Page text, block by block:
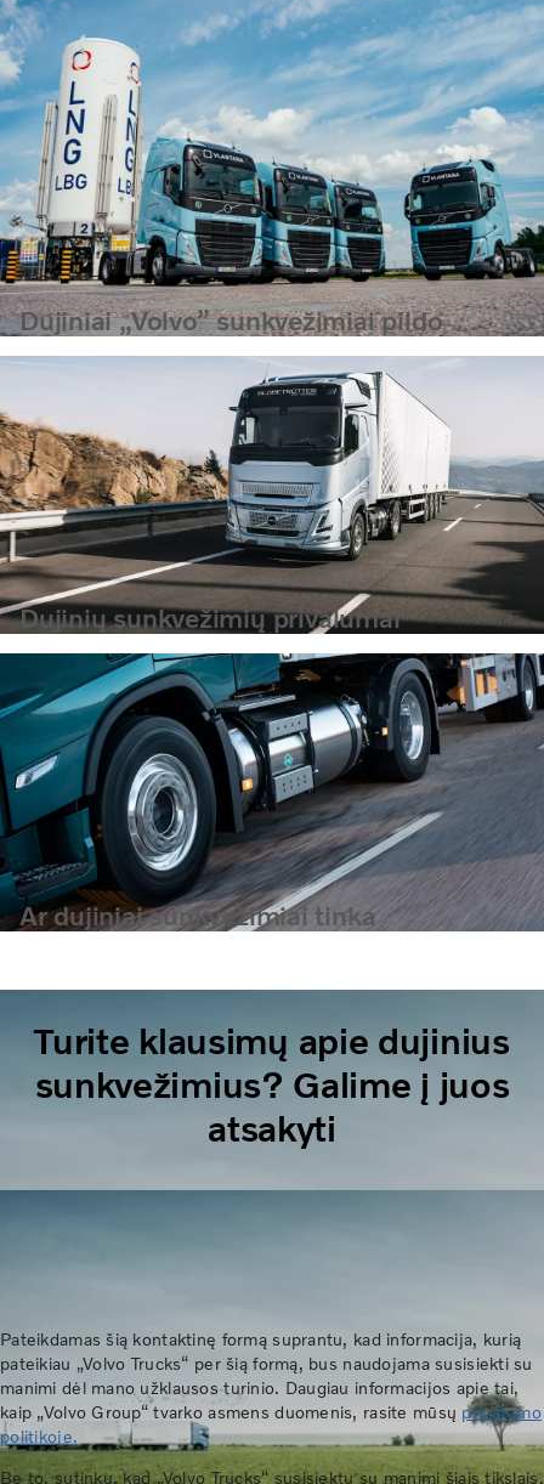
Dujiniai „Volvo” sunkvežimiai pildo
„Vlantana“ parką
Dujinių sunkvežimių privalumai
Ar dujiniai sunkvežimiai tinka
Turite klausimų apie dujinius
sunkvežimius? Galime į juos
atsakyti
Pateikdamas šią kontaktinę formą suprantu, kad informacija, kurią
pateikiau „Volvo Trucks“ per šią formą, bus naudojama susisiekti su
manimi dėl mano užklausos turinio. Daugiau informacijos apie tai,
kaip „Volvo Group“ tvarko asmens duomenis, rasite mūsų privatumo
politikoje.
Be to, sutinku, kad „Volvo Trucks“ susisiektų su manimi šiais tikslais.